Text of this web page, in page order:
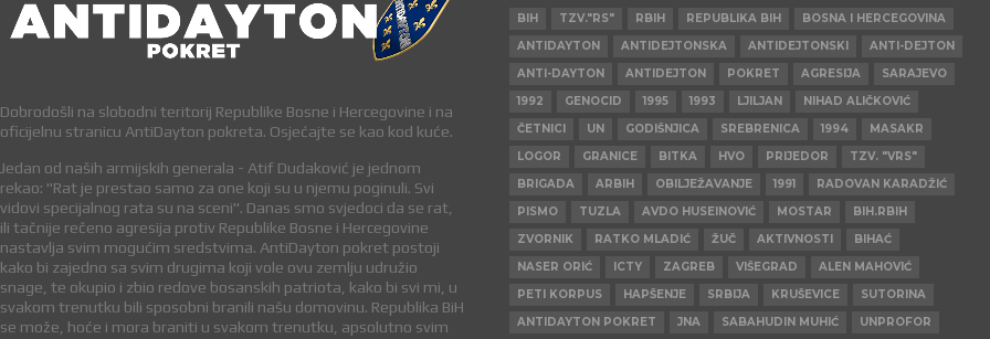
Dobrodošli na slobodni teritorij Republike Bosne i Hercegovine i na
oficijelnu stranicu AntiDayton pokreta. Osjećajte se kao kod kuće.
Jedan od naših armijskih generala - Atif Dudaković je jednom
rekao: "Rat je prestao samo za one koji su u njemu poginuli. Svi
vidovi specijalnog rata su na sceni". Danas smo svjedoci da se rat,
ili tačnije rečeno agresija protiv Republike Bosne i Hercegovine
nastavlja svim mogućim sredstvima. AntiDayton pokret postoji
kako bi zajedno sa svim drugima koji vole ovu zemlju udružio
snage, te okupio i zbio redove bosanskih patriota, kako bi svi mi, u
svakom trenutku bili sposobni branili našu domovinu. Republika BiH
se može, hoće i mora braniti u svakom trenutku, apsolutno svim
BIH TZV."RS" RBIH REPUBLIKA BIH
BOSNA I HERCEGOVINA
ANTIDAYTON
ANTIDEJTONSKA ANTIDEJTONSKI
ANTI-DEJTON
ANTI-DAYTON
ANTIDEJTON POKRET AGRESIJA
SARAJEVO
1992
GENOCID 1995 1993 LJILJAN
NIHAD ALIČKOVIĆ
ČETNICI
UN GODIŠNJICA SREBRENICA 1994
MASAKR
LOGOR
GRANICE BITKA HVO PRIJEDOR
TZV. "VRS"
BRIGADA
ARBIH OBILJEŽAVANJE 1991
RADOVAN KARADŽIĆ
PISMO
TUZLA AVDO HUSEINOVIĆ MOSTAR
BIH.RBIH
ZVORNIK
RATKO MLADIĆ ŽUČ AKTIVNOSTI
BIHAĆ
NASER ORIĆ
ICTY ZAGREB VIŠEGRAD
ALEN MAHOVIĆ
PETI KORPUS
HAPŠENJE SRBIJA KRUŠEVICE
SUTORINA
ANTIDAYTON POKRET
JNA SABAHUDIN MUHIĆ UNPROFOR